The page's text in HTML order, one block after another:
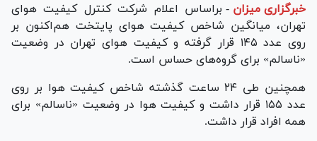
خبرگزاری میزان - براساس اعلام شرکت کنترل کیفیت هوای
تهران، میانگین شاخص کیفیت هوای پایتخت هم‌اکنون بر
روی عدد ۱۴۵ قرار گرفته و کیفیت هوای تهران در وضعیت
«ناسالم» برای گروه‌های حساس است.
همچنین طی ۲۴ ساعت گذشته شاخص کیفیت هوا بر روی
عدد ۱۵۵ قرار داشت و کیفیت هوا در وضعیت «ناسالم» برای
همه افراد قرار داشت.